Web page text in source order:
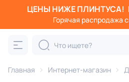
ЦЕНЫ НИЖЕ ПЛИНТУСА!
Горячая распродажа
Главная Интернет-магазин